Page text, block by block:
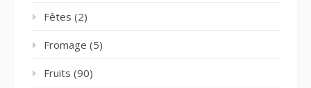
Fêtes (2)
Fromage (5)
Fruits (90)